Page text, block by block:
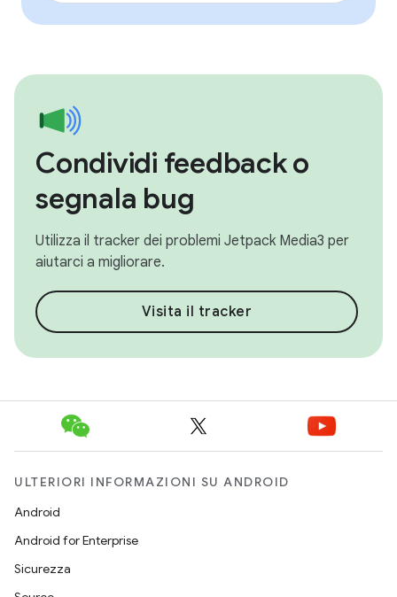
Condividi feedback o
segnala bug
Utilizza il tracker dei problemi Jetpack Media3 per
aiutarci a migliorare.
Visita il tracker
ULTERIORI INFORMAZIONI SU ANDROID
Android
Android for Enterprise
Sicurezza